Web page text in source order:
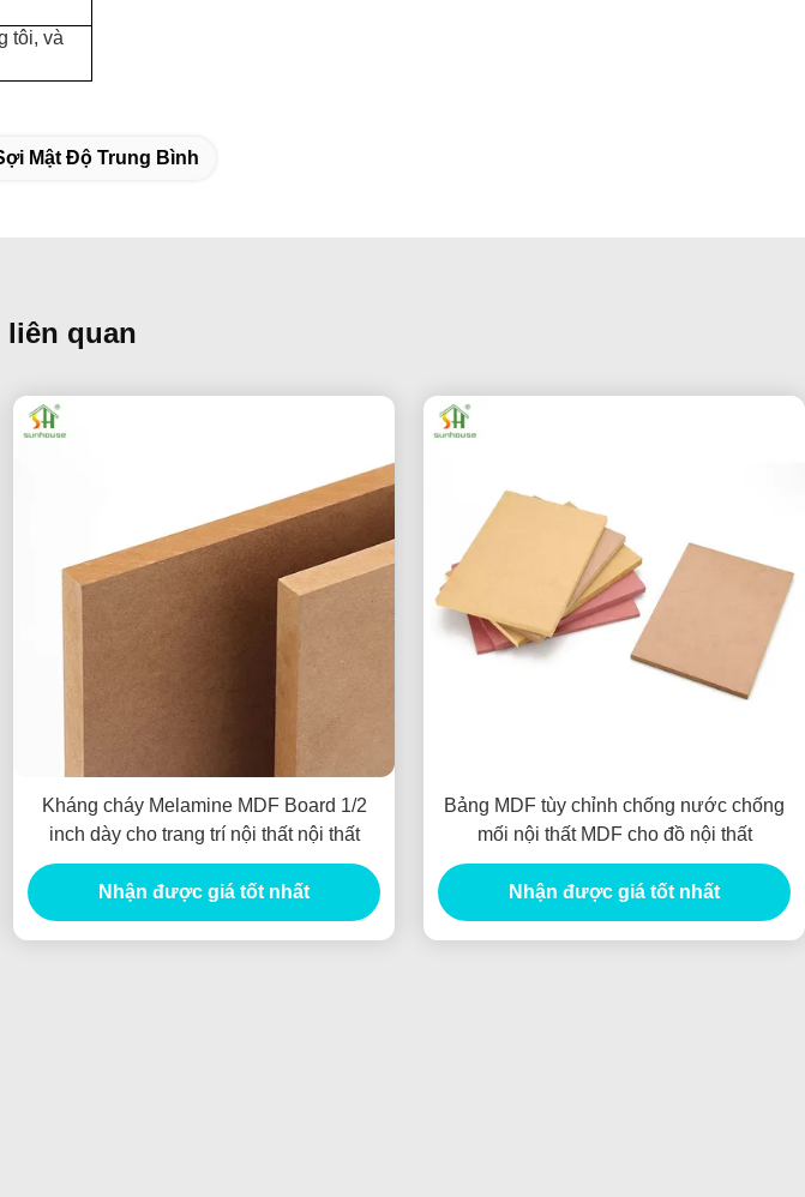
tôi, và
Mật Độ Trung Bình
liên quan
Kháng cháy Melamine MDF Board 1/2
inch dày cho trang trí nội thất nội thất
Nhận được giá tốt nhất
Bảng MDF tùy chỉnh chống nước chống
mối nội thất MDF cho đồ nội thất
Nhận được giá tốt nhất